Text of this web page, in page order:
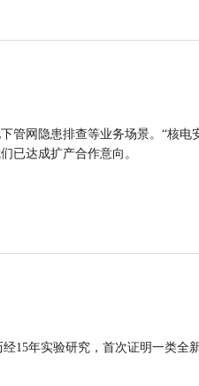
管网隐患排查等业务场景。“核电
已达成扩产合作意向。
15年实验研究，首次证明一类全